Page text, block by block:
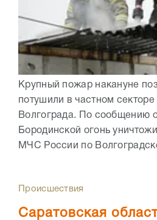
Крупный пожар накануне
потушили в частном
Волгограда. По сообщению
Бородинской огонь
МЧС России по
Происшествия
Саратовская